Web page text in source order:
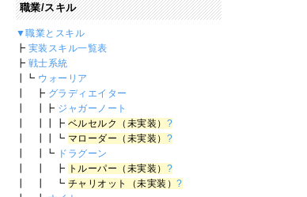
職業/スキル
▼職業とスキル
┣ 実装スキル一覧表
┣ 戦士系統
┃┗ ウォーリア
┃ ┣ グラディエイター
┃ ┃┣ ジャガーノート
┃ ┃┃┣ ベルセルク（未実装） ?
┃ ┃┃┗ マローダー（未実装） ?
┃ ┃┗ ドラグーン
┃ ┃ ┣ トルーパー（未実装） ?
┃ ┃ ┗ チャリオット（未実装）?